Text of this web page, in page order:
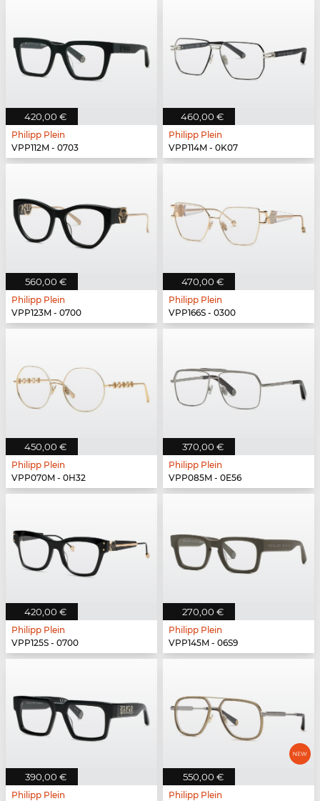
420,00 €
Philipp Plein
VPP112M - 0703
460,00 €
Philipp Plein
VPP114M - 0K07
560,00 €
Philipp Plein
VPP123M - 0700
470,00 €
Philipp Plein
VPP166S - 0300
450,00 €
Philipp Plein
VPP070M - 0H32
370,00 €
Philipp Plein
VPP085M - 0E56
420,00 €
Philipp Plein
VPP125S - 0700
270,00 €
Philipp Plein
VPP145M - 06S9
390,00 €
Philipp Plein
550,00 €
Philipp Plein